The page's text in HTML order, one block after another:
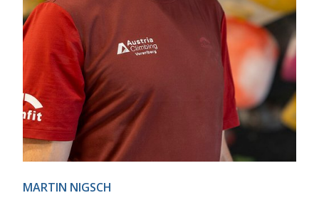
MARTIN NIGSCH